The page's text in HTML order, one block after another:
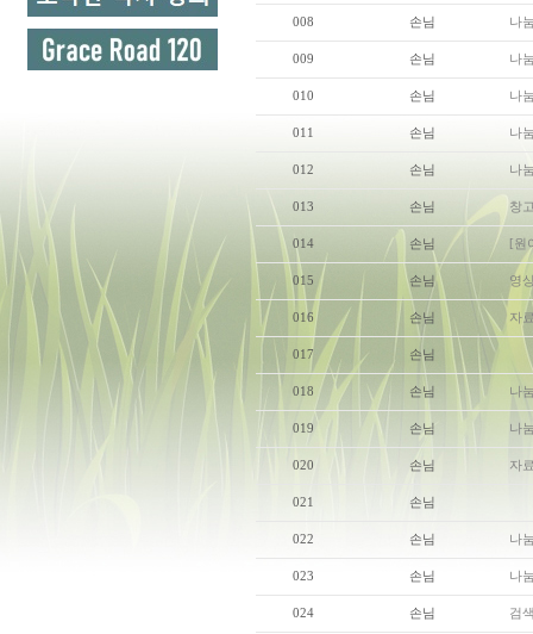
008 손님 나
009 손님 나
010 손님 나
011 손님 나
012 손님 나
013 손님 창
014 손님 [원
015 손님 영
016 손님 자
017 손님
018 손님 나
019 손님 나
020 손님 자
021 손님
022 손님 나
023 손님 나
024 손님 검